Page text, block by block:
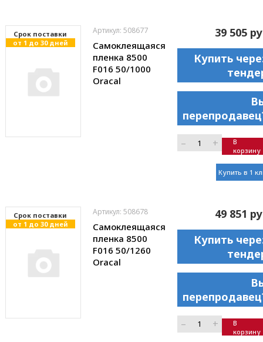
Cрок поставки
от 1 до 30 дней
Артикул: 508677
Самоклеящаяся
пленка 8500
F016 50/1000
Oracal
39 505
Купить
– +
В
корзину
Купить в 1
Cрок поставки
от 1 до 30 дней
Артикул: 508678
Самоклеящаяся
пленка 8500
F016 50/1260
Oracal
49 851
Купить
– +
В
корзину